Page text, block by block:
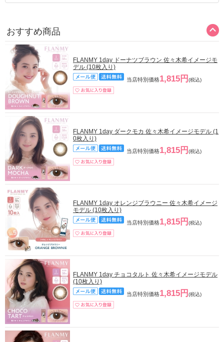
おすすめ商品
FLANMY 1day ドーナツブラウン 佐々木希イメージモ
デル (10枚入り)
当店特別価格1,815円 (税込)
FLANMY 1day ダークモカ 佐々木希イメージモデル (1
0枚入り)
当店特別価格1,815円 (税込)
FLANMY 1day オレンジブラウニー 佐々木希イメージ
モデル (10枚入り)
当店特別価格1,815円 (税込)
FLANMY 1day チョコタルト 佐々木希イメージモデル
(10枚入り)
当店特別価格1,815円 (税込)